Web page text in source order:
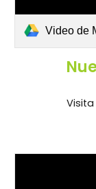
Video de